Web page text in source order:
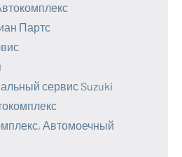
Партс
сервис Suzuki
Автомоечный